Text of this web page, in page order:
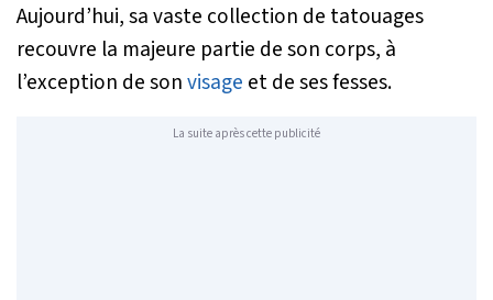
Aujourd’hui, sa vaste collection de tatouages
recouvre la majeure partie de son corps, à
l’exception de sonvisage et de ses fesses.
La suite après cette publicité